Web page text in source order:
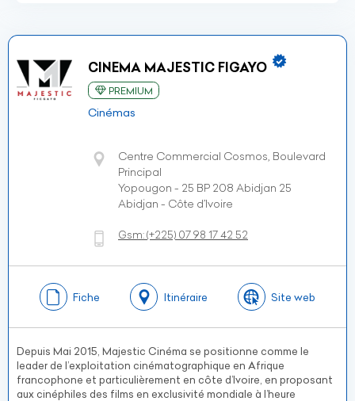
CINEMA MAJESTIC FIGAYO
PREMIUM
Cinémas
Centre Commercial Cosmos, Boulevard
Principal
Yopougon - 25 BP 208 Abidjan 25
Abidjan - Côte d’Ivoire
Gsm:(+225) 07 98 17 42 52
Fiche Itinéraire Site web
Depuis Mai 2015, Majestic Cinéma se positionne comme le
leader de l’exploitation cinématographique en Afrique
francophone et particulièrement en côte d’Ivoire, en proposant
aux cinéphiles des films en exclusivité mondiale à l’heure